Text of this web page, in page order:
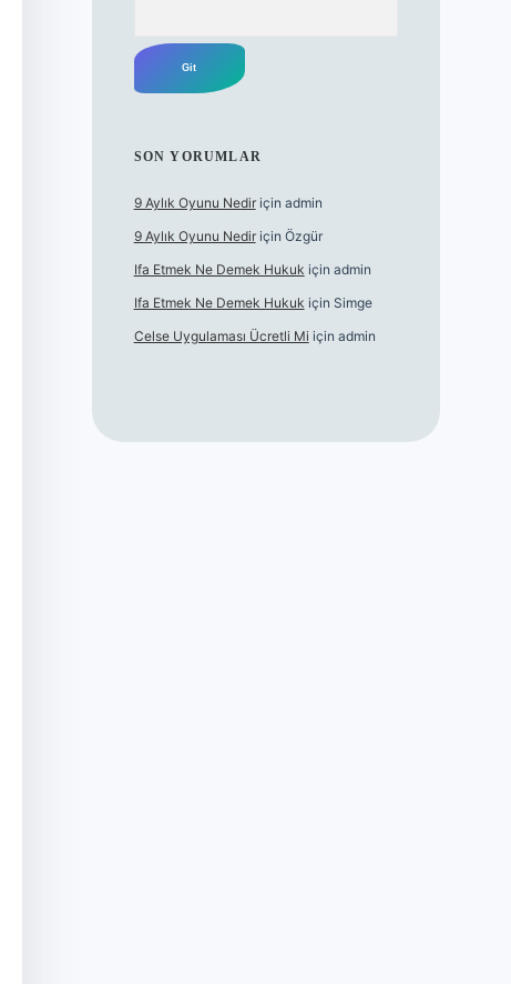
SON YORUMLAR
9 Aylık Oyunu Nediriçin admin
9 Aylık Oyunu Nediriçin Özgür
Ifa Etmek Ne Demek Hukuk için admin
Ifa Etmek Ne Demek Hukuk için Simge
Celse Uygulaması Ücretli Mi için admin